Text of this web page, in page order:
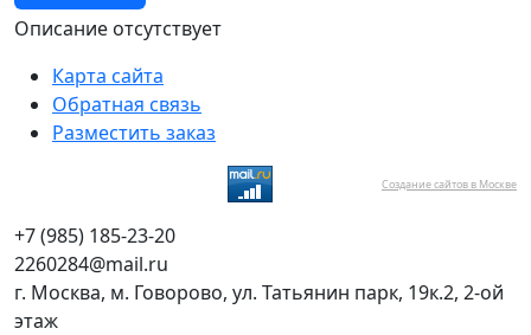
Описание отсутствует
Карта сайта
Обратная связь
Разместить заказ
Создание сайтов в Москве
+7 (985) 185-23-20
2260284@mail.ru
г. Москва, м. Говорово, ул. Татьянин парк, 19к.2, 2-ой
этаж